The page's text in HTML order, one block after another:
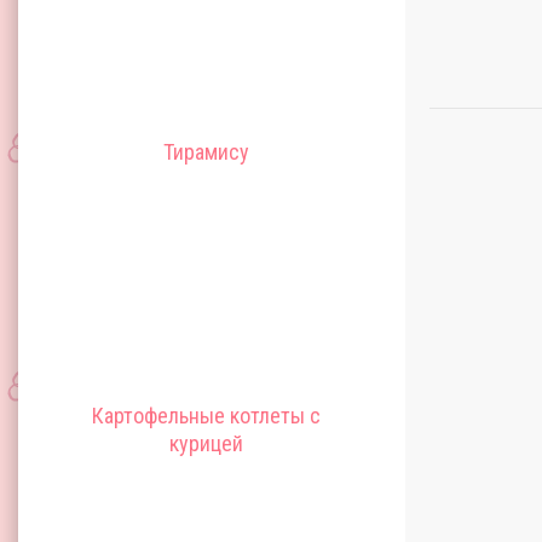
Тирамису
Картофельные котлеты с
курицей